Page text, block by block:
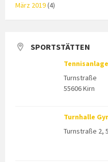
März 2019(4)
SPORTSTÄTTEN
Tennisanlage
Turnstraße
55606 Kirn
Turnhalle
Turnstraße 2,